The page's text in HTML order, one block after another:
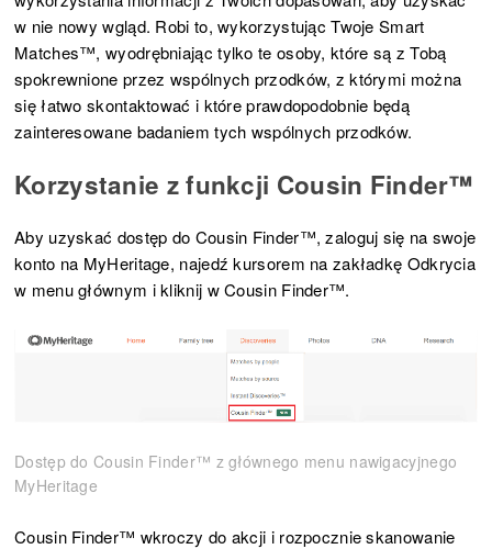
w nie nowy wgląd. Robi to, wykorzystując Twoje Smart
Matches™, wyodrębniając tylko te osoby, które są z Tobą
spokrewnione przez wspólnych przodków, z którymi można
się łatwo skontaktować i które prawdopodobnie będą
zainteresowane badaniem tych wspólnych przodków.
Korzystanie z funkcji Cousin Finder™
Aby uzyskać dostęp do Cousin Finder™, zaloguj się na swoje
konto na MyHeritage, najedź kursorem na zakładkę Odkrycia
w menu głównym i kliknij w Cousin Finder™.
Dostęp do Cousin Finder™ z głównego menu nawigacyjnego
MyHeritage
Cousin Finder™ wkroczy do akcji i rozpocznie skanowanie